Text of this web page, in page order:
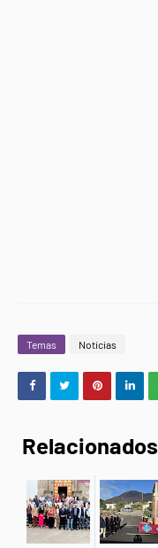
Temas Noticias
Relacionados